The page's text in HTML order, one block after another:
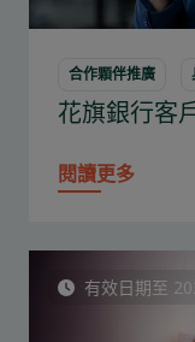
合作顆伴推廣
花旗銀行客
閱讀更多
有效日期至